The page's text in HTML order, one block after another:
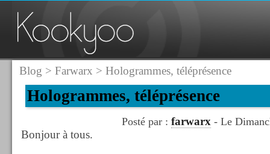
Blog > Farwarx > Hologrammes, téléprésence
Hologrammes, téléprésence
Posté par : farwarx- Le
Bonjour à tous.